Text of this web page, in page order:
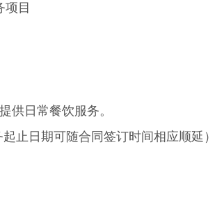
目
供日常餐饮服务。
起止日期可随合同签订时间相应顺延